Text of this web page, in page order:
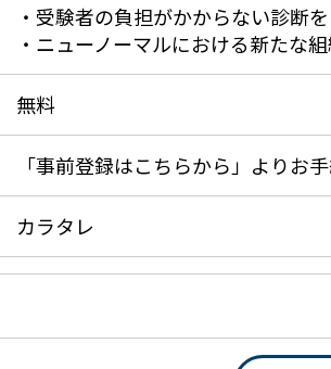
・受験者の負担がかからない診断
・ニューノーマルにおける新たな
無料
「事前登録はこちらから」よりお
カラタレ